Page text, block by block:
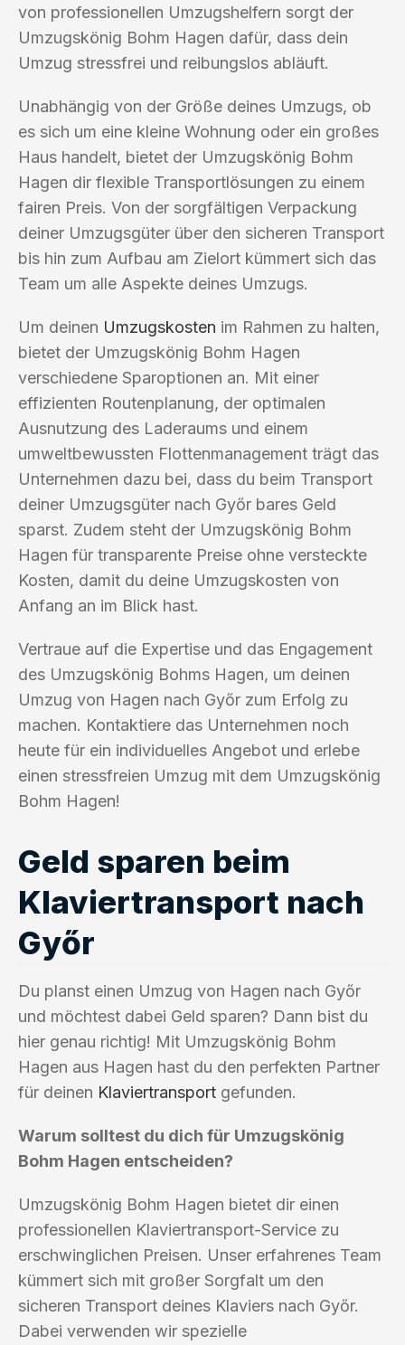
von professionellen Umzugshelfern sorgt der
Umzugskönig Bohm Hagen dafür, dass dein
Umzug stressfrei und reibungslos abläuft.
Unabhängig von der Größe deines Umzugs, ob
es sich um eine kleine Wohnung oder ein großes
Haus handelt, bietet der Umzugskönig Bohm
Hagen dir flexible Transportlösungen zu einem
fairen Preis. Von der sorgfältigen Verpackung
deiner Umzugsgüter über den sicheren Transport
bis hin zum Aufbau am Zielort kümmert sich das
Team um alle Aspekte deines Umzugs.
Um deinen Umzugskosten im Rahmen zu halten,
bietet der Umzugskönig Bohm Hagen
verschiedene Sparoptionen an. Mit einer
effizienten Routenplanung, der optimalen
Ausnutzung des Laderaums und einem
umweltbewussten Flottenmanagement trägt das
Unternehmen dazu bei, dass du beim Transport
deiner Umzugsgüter nach Győr bares Geld
sparst. Zudem steht der Umzugskönig Bohm
Hagen für transparente Preise ohne versteckte
Kosten, damit du deine Umzugskosten von
Anfang an im Blick hast.
Vertraue auf die Expertise und das Engagement
des Umzugskönig Bohms Hagen, um deinen
Umzug von Hagen nach Győr zum Erfolg zu
machen. Kontaktiere das Unternehmen noch
heute für ein individuelles Angebot und erlebe
einen stressfreien Umzug mit dem Umzugskönig
Bohm Hagen!
Geld sparen beim
Klaviertransport nach
Győr
Du planst einen Umzug von Hagen nach Győr
und möchtest dabei Geld sparen? Dann bist du
hier genau richtig! Mit Umzugskönig Bohm
Hagen aus Hagen hast du den perfekten Partner
für deinen Klaviertransport gefunden.
Warum solltest du dich für Umzugskönig
Bohm Hagen entscheiden?
Umzugskönig Bohm Hagen bietet dir einen
professionellen Klaviertransport-Service zu
erschwinglichen Preisen. Unser erfahrenes Team
kümmert sich mit großer Sorgfalt um den
sicheren Transport deines Klaviers nach Győr.
Dabei verwenden wir spezielle